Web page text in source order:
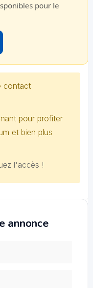
pour le
contact
pour profiter
et bien plus
l'accès !
annonce